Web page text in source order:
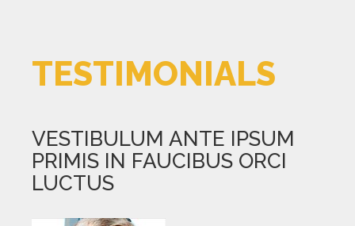
TESTIMONIALS
VESTIBULUM ANTE IPSUM
PRIMIS IN FAUCIBUS ORCI
LUCTUS